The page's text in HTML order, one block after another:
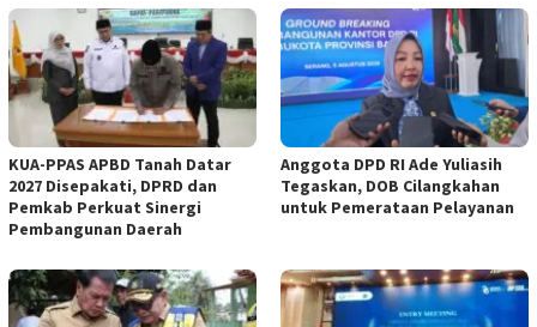
KUA-PPAS APBD Tanah Datar
2027 Disepakati, DPRD dan
Pemkab Perkuat Sinergi
Pembangunan Daerah
Anggota DPD RI Ade Yuliasih
Tegaskan, DOB Cilangkahan
untuk Pemerataan Pelayanan